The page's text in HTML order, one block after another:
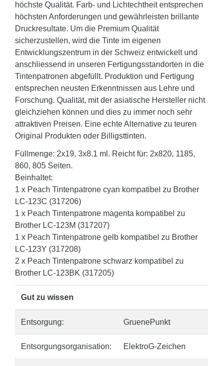
höchste Qualität. Farb- und Lichtechtheit entsprechen
höchsten Anforderungen und gewährleisten brillante
Druckresultate. Um die Premium Qualität
sicherzustellen, wird die Tinte im eigenen
Entwicklungszentrum in der Schweiz entwickelt und
anschliessend in unseren Fertigungsstandorten in die
Tintenpatronen abgefüllt. Produktion und Fertigung
entsprechen neusten Erkenntnissen aus Lehre und
Forschung. Qualität, mit der asiatische Hersteller nicht
gleichziehen können und dies zu immer noch sehr
attraktiven Preisen. Eine echte Alternative zu teuren
Original Produkten oder Billigsttinten.
Füllmenge: 2x19, 3x8.1 ml. Reicht für: 2x820, 1185,
860, 805 Seiten.
Beinhaltet:
1 x Peach Tintenpatrone cyan kompatibel zu Brother
LC-123C (317206)
1 x Peach Tintenpatrone magenta kompatibel zu
Brother LC-123M (317207)
1 x Peach Tintenpatrone gelb kompatibel zu Brother
LC-123Y (317208)
2 x Peach Tintenpatrone schwarz kompatibel zu
Brother LC-123BK (317205)
Gut zu wissen
Entsorgung: GruenePunkt
Entsorgungsorganisation: ElektroG-Zeichen